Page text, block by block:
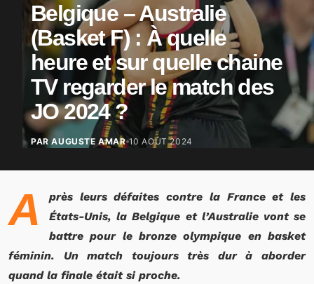
Belgique – Australie
(Basket F) : À quelle
heure et sur quelle chaine
TV regarder le match des
JO 2024 ?
PAR AUGUSTE AMAR 10 AOÛT 2024
A
près leurs défaites contre la France et les
États-Unis, la Belgique et l’Australie vont se
battre pour le bronze olympique en basket
féminin. Un match toujours très dur à aborder
quand la finale était si proche.